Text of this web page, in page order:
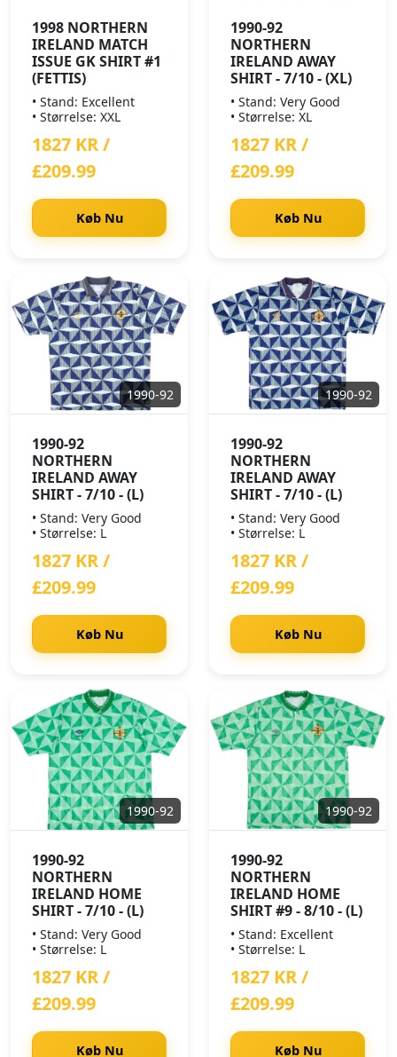
1998 NORTHERN
IRELAND MATCH
ISSUE GK SHIRT #1
(FETTIS)
• Stand: Excellent
• Størrelse: XXL
1827 KR /
£209.99
Køb Nu
1990-92
NORTHERN
IRELAND AWAY
SHIRT - 7/10 - (XL)
• Stand: Very Good
• Størrelse: XL
1827 KR /
£209.99
Køb Nu
1990-92
1990-92
NORTHERN
IRELAND AWAY
SHIRT - 7/10 - (L)
• Stand: Very Good
• Størrelse: L
1827 KR /
£209.99
Køb Nu
1990-92
1990-92
NORTHERN
IRELAND AWAY
SHIRT - 7/10 - (L)
• Stand: Very Good
• Størrelse: L
1827 KR /
£209.99
Køb Nu
1990-92
1990-92
NORTHERN
IRELAND HOME
SHIRT - 7/10 - (L)
• Stand: Very Good
• Størrelse: L
1827 KR /
£209.99
Køb Nu
1990-92
1990-92
NORTHERN
IRELAND HOME
SHIRT #9 - 8/10 - (L)
• Stand: Excellent
• Størrelse: L
1827 KR /
£209.99
Køb Nu